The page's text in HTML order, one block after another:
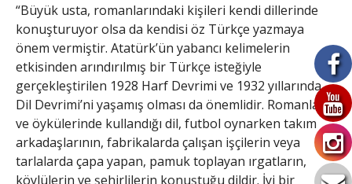
“Büyük usta, romanlarındaki kişileri kendi dillerinde
konuşturuyor olsa da kendisi öz Türkçe yazmaya
önem vermiştir. Atatürk’ün yabancı kelimelerin
etkisinden arındırılmış bir Türkçe isteğiyle
gerçekleştirilen 1928 Harf Devrimi ve 1932 yıllarında
Dil Devrimi’ni yaşamış olması da önemlidir. Romanları
ve öykülerinde kullandığı dil, futbol oynarken takım
arkadaşlarının, fabrikalarda çalışan işçilerin veya
tarlalarda çapa yapan, pamuk toplayan ırgatların,
köylülerin ve şehirlilerin konuştuğu dildir. İyi bir